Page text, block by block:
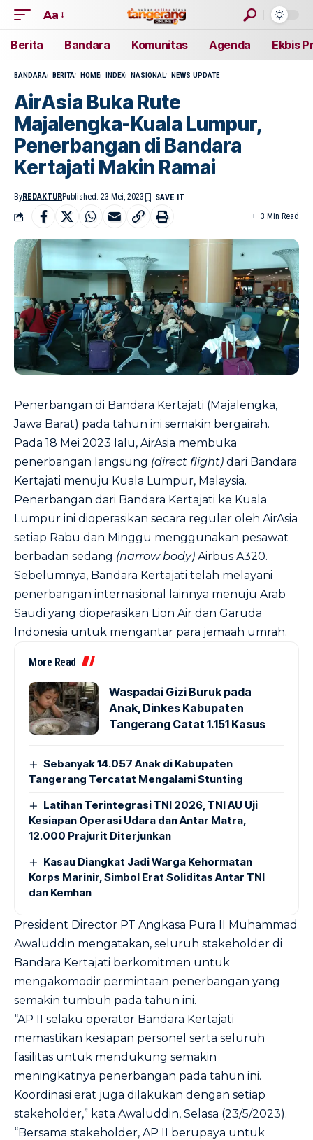
Aa
Berita Bandara Komunitas Agenda Ekbis
BANDARA BERITA HOME INDEX NASIONAL NEWS UPDATE
AirAsia Buka Rute
Majalengka-Kuala Lumpur,
Penerbangan di Bandara
Kertajati Makin Ramai
ByREDAKTURPublished: 23 Mei, 2023
3 Min Read
Penerbangan di Bandara Kertajati (Majalengka,
Jawa Barat) pada tahun ini semakin bergairah.
Pada 18 Mei 2023 lalu, AirAsia membuka
penerbangan langsung (direct flight) dari Bandara
Kertajati menuju Kuala Lumpur, Malaysia.
Penerbangan dari Bandara Kertajati ke Kuala
Lumpur ini dioperasikan secara reguler oleh AirAsia
setiap Rabu dan Minggu menggunakan pesawat
berbadan sedang (narrow body) Airbus A320.
Sebelumnya, Bandara Kertajati telah melayani
penerbangan internasional lainnya menuju Arab
Saudi yang dioperasikan Lion Air dan Garuda
Indonesia untuk mengantar para jemaah umrah.
More Read
Waspadai Gizi Buruk pada
Anak, Dinkes Kabupaten
Tangerang Catat 1.151 Kasus
Sebanyak 14.057 Anak di Kabupaten
Tangerang Tercatat Mengalami Stunting
Latihan Terintegrasi TNI 2026, TNI AU Uji
Kesiapan Operasi Udara dan Antar Matra,
12.000 Prajurit Diterjunkan
Kasau Diangkat Jadi Warga Kehormatan
Korps Marinir, Simbol Erat Soliditas Antar TNI
dan Kemhan
President Director PT Angkasa Pura II Muhammad
Awaluddin mengatakan, seluruh stakeholder di
Bandara Kertajati berkomitmen untuk
mengakomodir permintaan penerbangan yang
semakin tumbuh pada tahun ini.
“AP II selaku operator Bandara Kertajati
memastikan kesiapan personel serta seluruh
fasilitas untuk mendukung semakin
meningkatnya penerbangan pada tahun ini.
Koordinasi erat juga dilakukan dengan setiap
stakeholder,” kata Awaluddin, Selasa (23/5/2023).
“Bersama stakeholder, AP II berupaya untuk